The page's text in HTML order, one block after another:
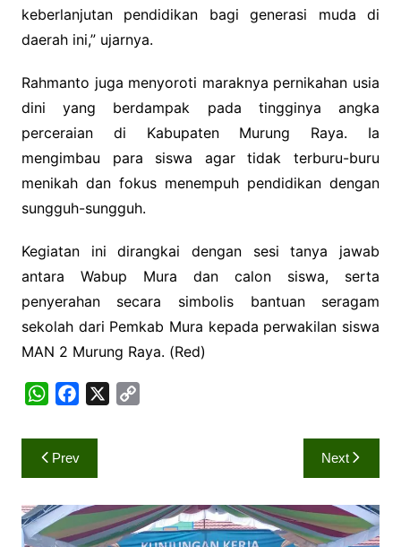
keberlanjutan pendidikan bagi generasi muda di
daerah ini,” ujarnya.
Rahmanto juga menyoroti maraknya pernikahan usia
dini yang berdampak pada tingginya angka
perceraian di Kabupaten Murung Raya. Ia
mengimbau para siswa agar tidak terburu-buru
menikah dan fokus menempuh pendidikan dengan
sungguh-sungguh.
Kegiatan ini dirangkai dengan sesi tanya jawab
antara Wabup Mura dan calon siswa, serta
penyerahan secara simbolis bantuan seragam
sekolah dari Pemkab Mura kepada perwakilan siswa
MAN 2 Murung Raya. (Red)
W
a
t
A
p
c
e
o
o
i
n
Navigasi
pos
Prev Next